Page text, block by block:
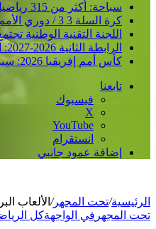
سباحة: أكثر من 315 رياضيا منتظر في الطبعة الرابعة لسباق عبور خليج الجزائر
كرة السلة 3 3 / دوري الأمم لفئة لأقل من 23 سنة : المنتخب الجزائري /ذكور/ يحقق فوزا ثانيا و يدعم مركزه في الصدارة
اللجنة التقنية الوطنية
الرابطة الثانية 2026-2027: اجتماع تنسيقي للرابطة الوطنية للهواة متبوع بسحب قرعة الرزنامة يوم الأحد المقبل
كأس أمم إفريقيا 2026: سيدات الجزائر يبلغن مرحلة الرُبع
تابعنا
فيسبوك
‫X
‫YouTube
انستقرام
إضافة عمود جانبي
الرئيسية/تحت المجهر/ الألعاب البرالمبية- 2020/كرة السلة على
تحت المجهر في الواجهةكل